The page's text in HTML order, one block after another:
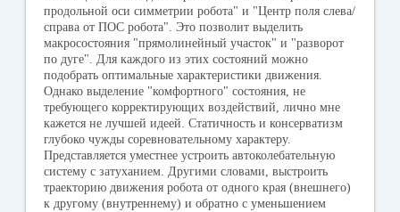
продольной оси симметрии робота" и "Центр поля слева/
справа от ПОС робота". Это позволит выделить
макросостояния "прямолинейный участок" и "разворот
по дуге". Для каждого из этих состояний можно
подобрать оптимальные характеристики движения.
Однако выделение "комфортного" состояния, не
требующего корректирующих воздействий, лично мне
кажется не лучшей идеей. Статичность и консерватизм
глубоко чужды соревновательному характеру.
Представляется уместнее устроить автоколебательную
систему с затуханием. Другими словами, выстроить
траекторию движения робота от одного края (внешнего)
к другому (внутреннему) и обратно с уменьшением